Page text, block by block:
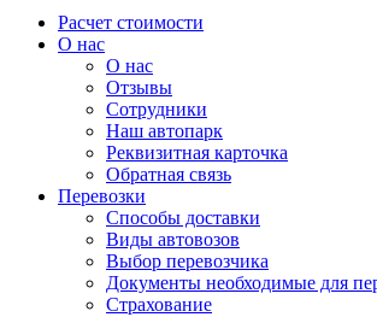
Расчет стоимости
О нас
О нас
Отзывы
Сотрудники
Наш автопарк
Реквизитная карточка
Обратная связь
Перевозки
Способы доставки
Виды автовозов
Выбор перевозчика
Документы необходимые для
Страхование